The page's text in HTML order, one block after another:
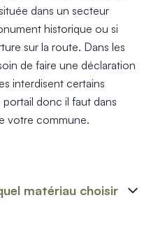
de choix
voiture
de choix
Porche d'entrée
> Cuisine extérieure
aluminium > Tous nos
aluminium > Habillage de
aluminium > Habillage de
aluminium > Treillis
dans un secteur
historique ou si
sur la route. Dans les
de faire une déclaration
interdisent certains
donc il faut dans
votre commune.
matériau choisir